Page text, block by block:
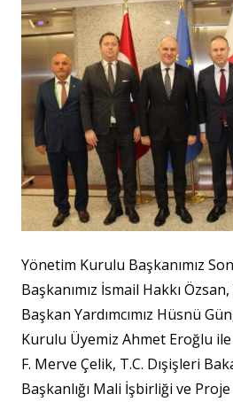
Yönetim Kurulu Başkanımız
Başkanımız İsmail Hakkı
Başkan Yardımcımız Hüsnü
Kurulu Üyemiz Ahmet Eroğlu
F. Merve Çelik, T.C. Dışişleri
Başkanlığı Mali İşbirliği ve